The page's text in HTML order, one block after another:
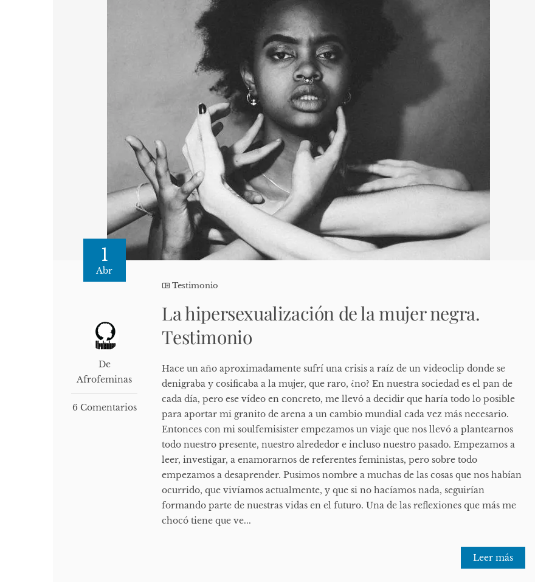
1
Abr
De
Afrofeminas
6 Comentarios
Testimonio
La hipersexualización de la mujer negra.
Testimonio
Hace un año aproximadamente sufrí una crisis a raíz de un videoclip donde se
denigraba y cosificaba a la mujer, que raro, ¿no? En nuestra sociedad es el pan de
cada día, pero ese vídeo en concreto, me llevó a decidir que haría todo lo posible
para aportar mi granito de arena a un cambio mundial cada vez más necesario.
Entonces con mi soulfemisister empezamos un viaje que nos llevó a plantearnos
todo nuestro presente, nuestro alrededor e incluso nuestro pasado. Empezamos a
leer, investigar, a enamorarnos de referentes feministas, pero sobre todo
empezamos a desaprender. Pusimos nombre a muchas de las cosas que nos habían
ocurrido, que vivíamos actualmente, y que si no hacíamos nada, seguirían
formando parte de nuestras vidas en el futuro. Una de las reflexiones que más me
chocó tiene que ve...
Leer más